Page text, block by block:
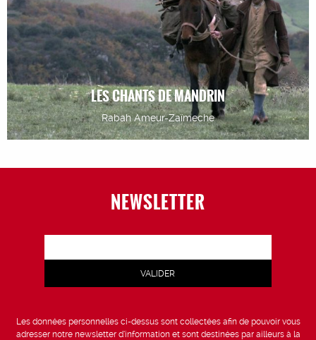
LES CHANTS DE MANDRIN
Rabah Ameur-Zaïmeche
NEWSLETTER
Les données personnelles ci-dessus sont collectées afin de pouvoir vous
adresser notre newsletter d’information et sont destinées par ailleurs à la